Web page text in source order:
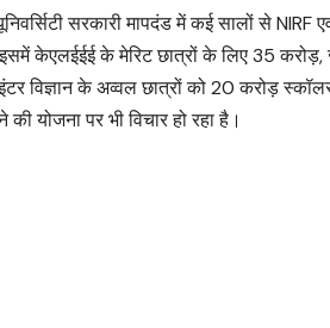
सरकारी मापदंड में कई सालों से
केएलईईई के मेरिट छात्रों के लिए 35
विज्ञान के अव्वल छात्रों को 20 करोड़
योजना पर भी विचार हो रहा है।